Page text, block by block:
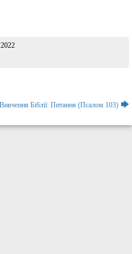
Вивчення Біблії: Питання (Псалом 103) 🡆